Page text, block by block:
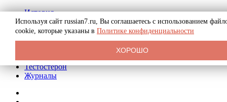
История
Биография
Криминал
Реклама на сайте
Тестостерон
Журналы
Используя сайт russian7.ru, Вы соглашаетесь с использованием
cookie, которые указаны в Политике конфиденциальности
ХОРОШО